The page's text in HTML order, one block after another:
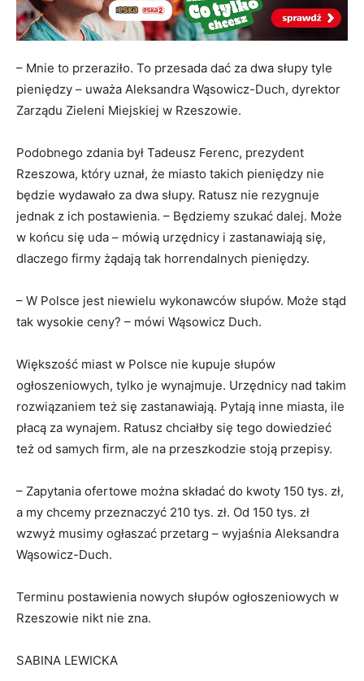
– Mnie to przeraziło. To przesada dać za dwa słupy tyle
pieniędzy – uważa Aleksandra Wąsowicz-Duch, dyrektor
Zarządu Zieleni Miejskiej w Rzeszowie.
Podobnego zdania był Tadeusz Ferenc, prezydent
Rzeszowa, który uznał, że miasto takich pieniędzy nie
będzie wydawało za dwa słupy. Ratusz nie rezygnuje
jednak z ich postawienia. – Będziemy szukać dalej. Może
w końcu się uda – mówią urzędnicy i zastanawiają się,
dlaczego firmy żądają tak horrendalnych pieniędzy.
– W Polsce jest niewielu wykonawców słupów. Może stąd
tak wysokie ceny? – mówi Wąsowicz Duch.
Większość miast w Polsce nie kupuje słupów
ogłoszeniowych, tylko je wynajmuje. Urzędnicy nad takim
rozwiązaniem też się zastanawiają. Pytają inne miasta, ile
płacą za wynajem. Ratusz chciałby się tego dowiedzieć
też od samych firm, ale na przeszkodzie stoją przepisy.
– Zapytania ofertowe można składać do kwoty 150 tys. zł,
a my chcemy przeznaczyć 210 tys. zł. Od 150 tys. zł
wzwyż musimy ogłaszać przetarg – wyjaśnia Aleksandra
Wąsowicz-Duch.
Terminu postawienia nowych słupów ogłoszeniowych w
Rzeszowie nikt nie zna.
SABINA LEWICKA